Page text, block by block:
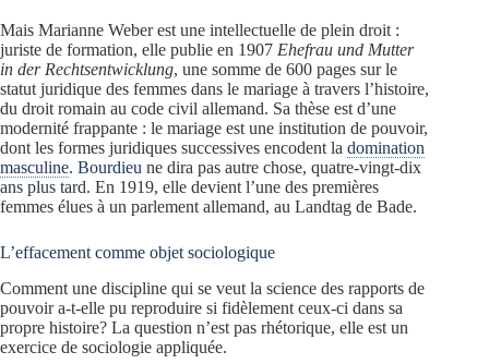
Mais Marianne Weber est une intellectuelle de plein droit :
juriste de formation, elle publie en 1907 Ehefrau und Mutter
in der Rechtsentwicklung, une somme de 600 pages sur le
statut juridique des femmes dans le mariage à travers l’histoire,
du droit romain au code civil allemand. Sa thèse est d’une
modernité frappante : le mariage est une institution de pouvoir,
dont les formes juridiques successives encodent la domination
masculine. Bourdieu ne dira pas autre chose, quatre-vingt-dix
ans plus tard. En 1919, elle devient l’une des premières
femmes élues à un parlement allemand, au Landtag de Bade.
L’effacement comme objet sociologique
Comment une discipline qui se veut la science des rapports de
pouvoir a-t-elle pu reproduire si fidèlement ceux-ci dans sa
propre histoire? La question n’est pas rhétorique, elle est un
exercice de sociologie appliquée.